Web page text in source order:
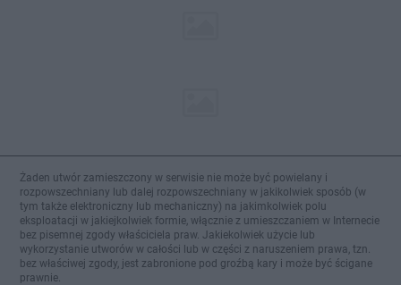
Żaden utwór zamieszczony w serwisie nie może być powielany i
rozpowszechniany lub dalej rozpowszechniany w jakikolwiek sposób (w
tym także elektroniczny lub mechaniczny) na jakimkolwiek polu
eksploatacji w jakiejkolwiek formie, włącznie z umieszczaniem w Internecie
bez pisemnej zgody właściciela praw. Jakiekolwiek użycie lub
wykorzystanie utworów w całości lub w części z naruszeniem prawa, tzn.
bez właściwej zgody, jest zabronione pod groźbą kary i może być ścigane
prawnie.